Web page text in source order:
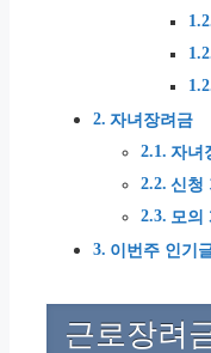
자녀장려금
자녀
신청
모의
이번주 인기
근로장려